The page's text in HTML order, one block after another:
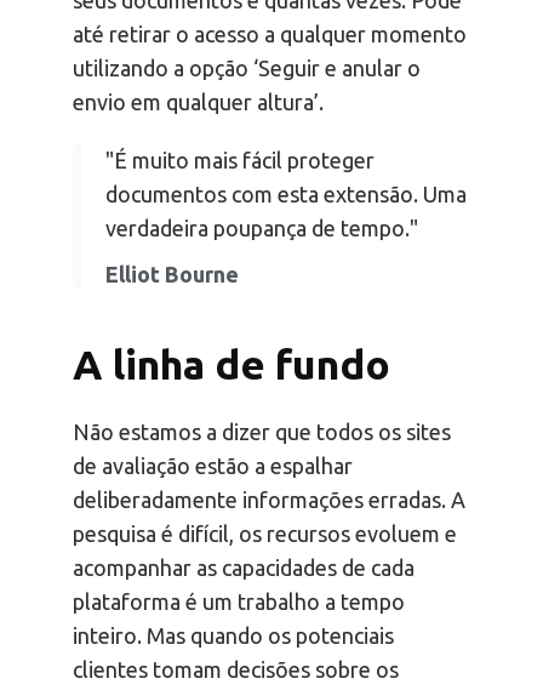
até retirar o acesso a qualquer momento
utilizando a opção ‘Seguir e anular o
envio em qualquer altura’.
"É muito mais fácil proteger
documentos com esta extensão. Uma
verdadeira poupança de tempo."
Elliot Bourne
A linha de fundo
Não estamos a dizer que todos os sites
de avaliação estão a espalhar
deliberadamente informações erradas. A
pesquisa é difícil, os recursos evoluem e
acompanhar as capacidades de cada
plataforma é um trabalho a tempo
inteiro. Mas quando os potenciais
clientes tomam decisões sobre os